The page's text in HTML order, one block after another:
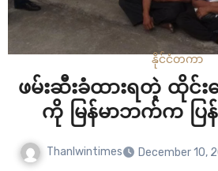
နိုင်ငံတကာ
ဖမ်းဆီးခံထားရတဲ့ ထိုင်
ကို မြန်မာဘက်က ပ
Thanlwintimes December 10,